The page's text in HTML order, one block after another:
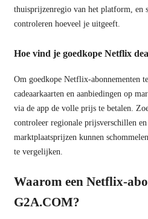
thuisprijzenregio van het platform, en
controleren hoeveel je uitgeeft.
Hoe vind je goedkope Netflix
Om goedkope Netflix-abonnementen
cadeaarkaarten en aanbiedingen op
via de app de volle prijs te betalen.
controleer regionale prijsverschillen
marktplaatsprijzen kunnen
te vergelijken.
Waarom een Netflix-
G2A.COM?